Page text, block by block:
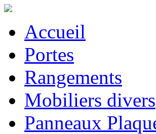
Accueil
Portes
Rangements
Mobiliers divers
Panneaux